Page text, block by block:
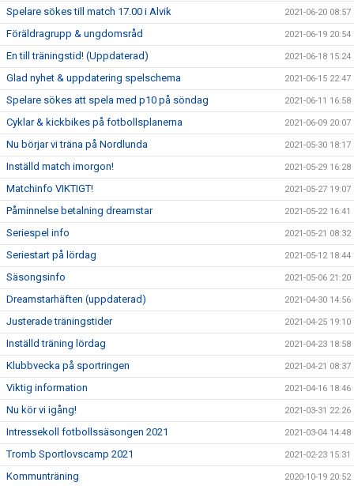
Spelare sökes till match 17.00 i Alvik 2021-06-20 08:57
Föräldragrupp & ungdomsråd 2021-06-19 20:54
En till träningstid! (Uppdaterad) 2021-06-18 15:24
Glad nyhet & uppdatering spelschema 2021-06-15 22:47
Spelare sökes att spela med p10 på söndag 2021-06-11 16:58
Cyklar & kickbikes på fotbollsplanerna 2021-06-09 20:07
Nu börjar vi träna på Nordlunda 2021-05-30 18:17
Inställd match imorgon! 2021-05-29 16:28
Matchinfo VIKTIGT! 2021-05-27 19:07
Påminnelse betalning dreamstar 2021-05-22 16:41
Seriespel info 2021-05-21 08:32
Seriestart på lördag 2021-05-12 18:44
Säsongsinfo 2021-05-06 21:20
Dreamstarhäften (uppdaterad) 2021-04-30 14:56
Justerade träningstider 2021-04-25 19:10
Inställd träning lördag 2021-04-23 18:58
Klubbvecka på sportringen 2021-04-21 08:37
Viktig information 2021-04-16 18:46
Nu kör vi igång! 2021-03-31 22:26
Intressekoll fotbollssäsongen 2021 2021-03-04 14:48
Tromb Sportlovscamp 2021 2021-02-23 15:31
Kommunträning 2020-10-19 20:52